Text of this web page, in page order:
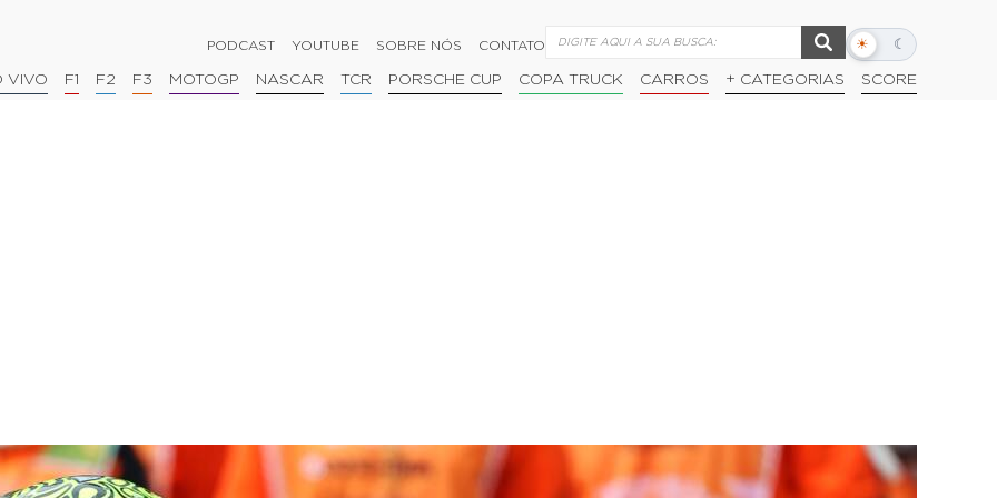
PODCAST YOUTUBE SOBRE NÓS CONTATO ☀ ☾
Alternar
escuro
VIVO F1 F2 F3 MOTOGP NASCAR TCR PORSCHE CUP COPA TRUCK CARROS + CATEGORIAS SCORE